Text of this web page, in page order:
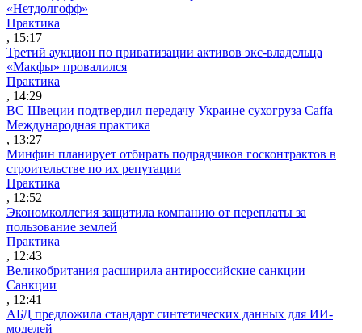
«Нетдолгофф»
Практика
, 15:17
Третий аукцион по приватизации активов экс-владельца
«Макфы» провалился
Практика
, 14:29
ВС Швеции подтвердил передачу Украине сухогруза Caffa
Международная практика
, 13:27
Минфин планирует отбирать подрядчиков госконтрактов в
строительстве по их репутации
Практика
, 12:52
Экономколлегия защитила компанию от переплаты за
пользование землей
Практика
, 12:43
Великобритания расширила антироссийские санкции
Санкции
, 12:41
АБД предложила стандарт синтетических данных для ИИ-
моделей